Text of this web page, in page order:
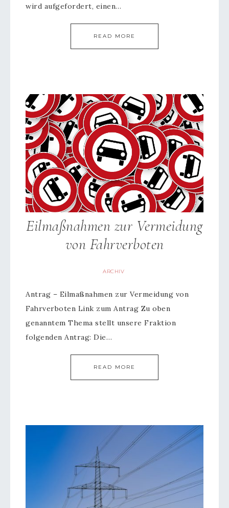
wird aufgefordert, einen…
READ MORE
Eilmaßnahmen zur Vermeidung
von Fahrverboten
ARCHIV
Antrag – Eilmaßnahmen zur Vermeidung von
Fahrverboten Link zum Antrag Zu oben
genanntem Thema stellt unsere Fraktion
folgenden Antrag: Die…
READ MORE